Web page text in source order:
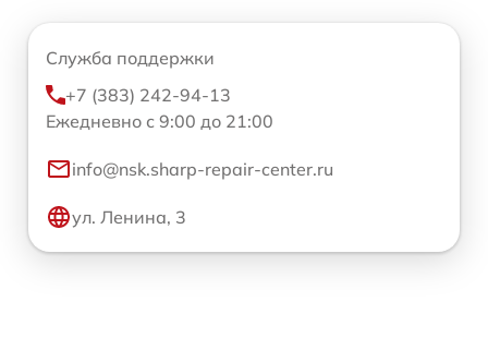
Служба поддержки
+7 (383) 242-94-13
Ежедневно с 9:00 до 21:00
info@nsk.sharp-repair-center.ru
ул. Ленина, 3